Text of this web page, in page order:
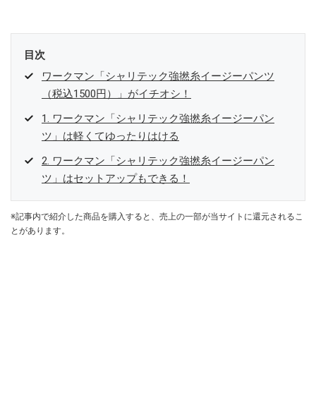
目次
ワークマン「シャリテック強撚糸イージーパンツ
（税込1500円）」がイチオシ！
1. ワークマン「シャリテック強撚糸イージーパン
ツ」は軽くてゆったりはける
2. ワークマン「シャリテック強撚糸イージーパン
ツ」はセットアップもできる！
※記事内で紹介した商品を購入すると、売上の一部が当サイトに還元されるこ
とがあります。